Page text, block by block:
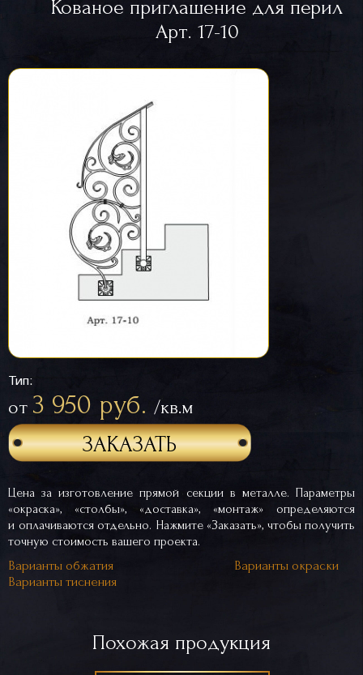
Кованое приглашение для перил
Арт. 17-10
Тип:
от 3 950 руб. /кв.м
ЗАКАЗАТЬ
Цена за изготовление прямой секции в металле. Параметры
«окраска», «столбы», «доставка», «монтаж» определяются
и оплачиваются отдельно. Нажмите «Заказать», чтобы получить
точную стоимость вашего проекта.
Варианты обжатия
Варианты окраски
Варианты тиснения
Похожая продукция